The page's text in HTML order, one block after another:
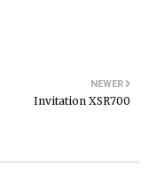
NEWER
Invitation XSR700